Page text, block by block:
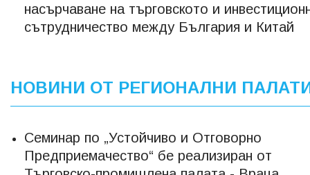
насърчаване на търговското и
сътрудничество между България и Китай
НОВИНИ ОТ РЕГИОНАЛНИ
Семинар по „Устойчиво и Отговорно
Предприемачество“ бе реализиран от